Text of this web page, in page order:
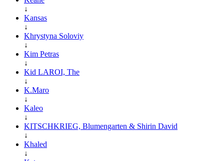
↓
Kansas
↓
Khrystyna Soloviy
↓
Kim Petras
↓
Kid LAROI, The
↓
K.Maro
↓
Kaleo
↓
KITSCHKRIEG, Blumengarten & Shirin David
↓
Khaled
↓